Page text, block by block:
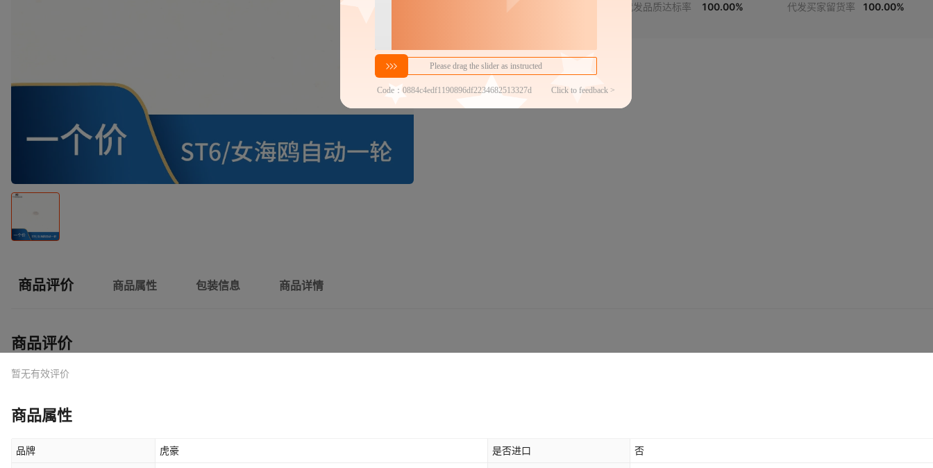
代发品质达标率 100.00% 代发买家留货率
100.00%
商品评价 商品属性 包装信息 商品详情
商品评价
暂无有效评价
商品属性
品牌 虎豪 是否进口 否